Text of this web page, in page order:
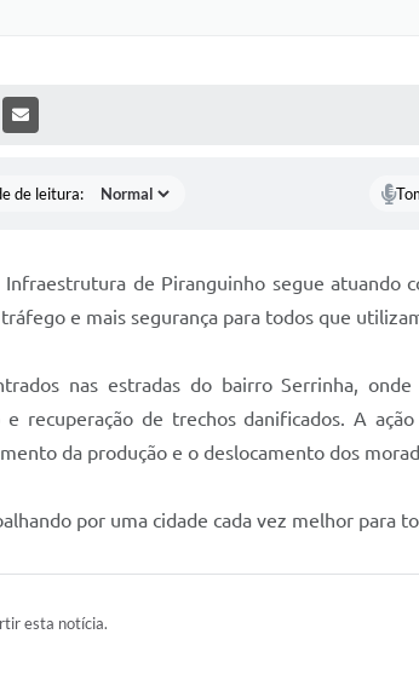
MÍDIAS
de leitura:
de Piranguinho segue atuando
e mais segurança para todos que
nas estradas do bairro Serrinha,
recuperação de trechos danificados. A
da produção e o deslocamento dos
por uma cidade cada vez melhor para
esta notícia.